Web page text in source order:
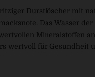
Durstlöscher mit
Das Wasser
Mineralstoffen
wertvoll für Gesundheit